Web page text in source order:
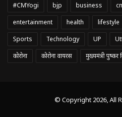
#CMYogi bjp business
entertainment
health lifestyle
Sports
Technology UP
कोरोना
कोरोना वायरस मुख्यमंत्री पुष्कर
© Copyright 2026, All